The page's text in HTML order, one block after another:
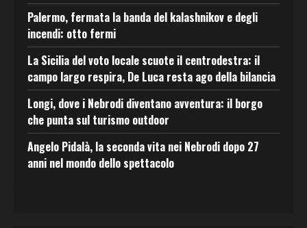
Palermo, fermata la banda del kalashnikov e degli
incendi: otto fermi
La Sicilia del voto locale scuote il centrodestra: il
campo largo respira, De Luca resta ago della bilancia
Longi, dove i Nebrodi diventano avventura: il borgo
che punta sul turismo outdoor
Angelo Pidalà, la seconda vita nei Nebrodi dopo 27
anni nel mondo dello spettacolo